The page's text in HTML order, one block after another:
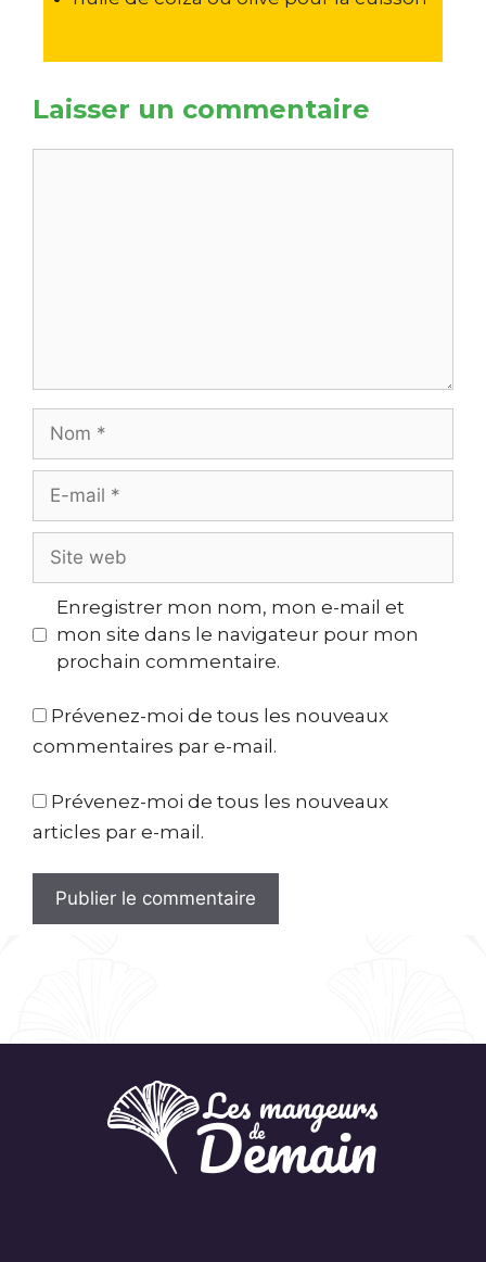
Laisser un commentaire
Enregistrer mon nom, mon e-mail et
mon site dans le navigateur pour mon
prochain commentaire.
Prévenez-moi de tous les nouveaux
commentaires par e-mail.
Prévenez-moi de tous les nouveaux
articles par e-mail.